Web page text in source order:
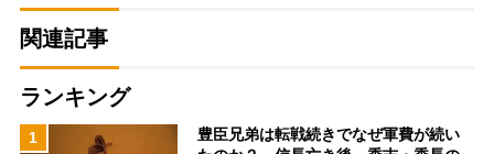
関連記事
ランキング
1
豊臣兄弟は転戦続きでなぜ軍費が続い